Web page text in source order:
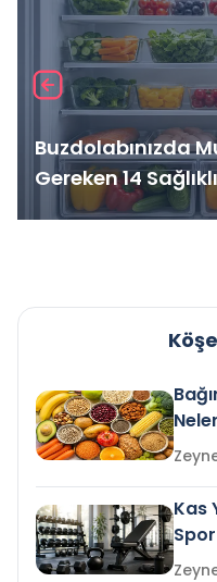
Buzdolabınızda
Gereken 14
Kas